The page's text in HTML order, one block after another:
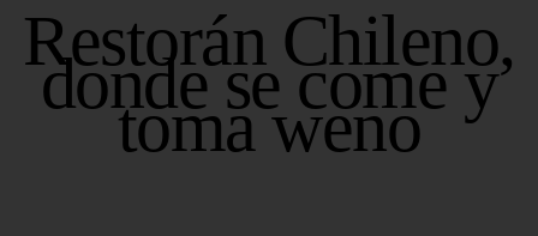
Restorán Chileno,
donde se come y
toma weno